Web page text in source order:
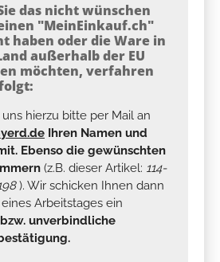
das nicht wünschen
"MeinEinkauf.ch"
haben oder die Ware in
außerhalb der EU
möchten, verfahren
uns hierzu bitte per Mail an
Ihren Namen und
Ebenso die gewünschten
(z.B. dieser Artikel: 114-
). Wir schicken Ihnen dann
Arbeitstages ein
unverbindliche